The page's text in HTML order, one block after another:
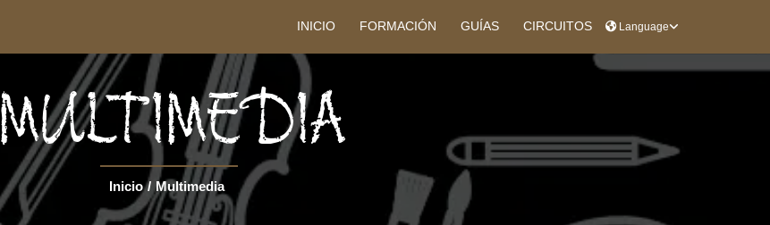
INICIO FORMACIÓN GUÍAS CIRCUITOS Language
MULTIMEDIA
Inicio / Multimedia